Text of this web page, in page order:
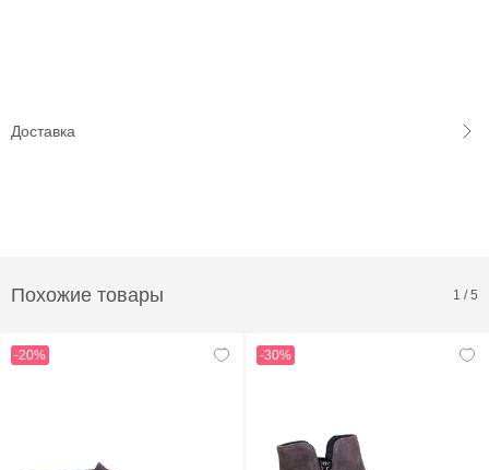
Доставка
Похожие товары 1 /5
-20% -30%